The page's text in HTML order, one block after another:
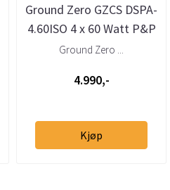
Ground Zero GZCS DSPA-
4.60ISO 4 x 60 Watt P&P
m/DSP og ISO kable
Ground Zero ...
4.990,-
Kjøp